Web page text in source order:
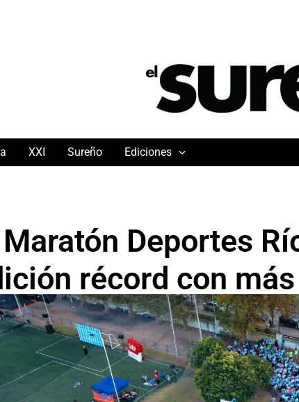
XXI Sureño Ediciones
Maratón Deportes
récord con